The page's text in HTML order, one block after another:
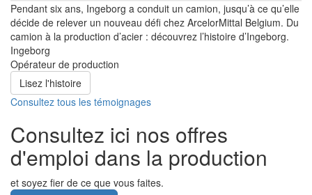
Pendant six ans, Ingeborg a conduit un camion, jusqu’à ce qu’elle
décide de relever un nouveau défi chez ArcelorMittal Belgium. Du
camion à la production d’acier : découvrez l’histoire d’Ingeborg.
Ingeborg
Opérateur de production
Lisez l'histoire
Consultez tous les témoignages
Consultez ici nos offres
d'emploi dans la production
et soyez fier de ce que vous faites.